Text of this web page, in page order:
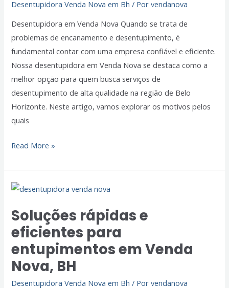
Desentupidora Venda Nova em Bh / Porvendanova
Desentupidora em Venda Nova Quando se trata de
problemas de encanamento e desentupimento, é
fundamental contar com uma empresa confiável e eficiente.
Nossa desentupidora em Venda Nova se destaca como a
melhor opção para quem busca serviços de
desentupimento de alta qualidade na região de Belo
Horizonte. Neste artigo, vamos explorar os motivos pelos
quais
para
Desentupimento
BH
Read More »
Soluções rápidas e
eficientes para
entupimentos em Venda
Nova, BH
Desentupidora Venda Nova em Bh / Porvendanova
Soluções
e
eficientes
entupimentos
em
Venda